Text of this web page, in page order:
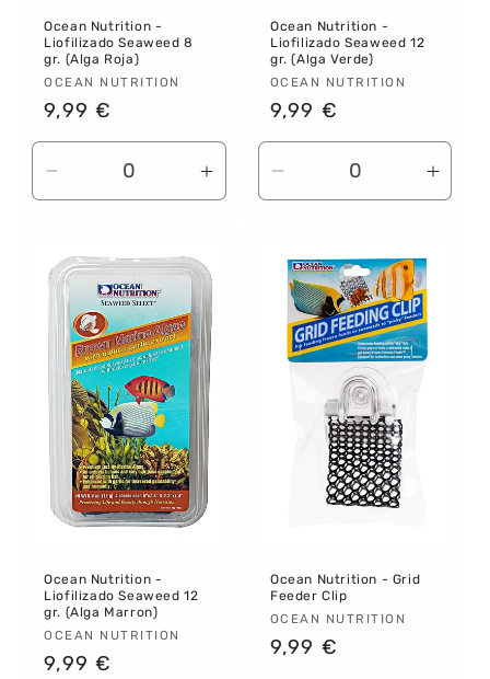
Ocean Nutrition -
Liofilizado Seaweed 8
gr. (Alga Roja)
Proveedor:
OCEAN NUTRITION
Precio
habitual
9,99 €
Reducir
cantidad
Default
Title
Aumentar
cantidad
Default
Title
Ocean Nutrition -
Liofilizado Seaweed 12
gr. (Alga Verde)
Proveedor:
OCEAN NUTRITION
Precio
habitual
9,99 €
Reducir
cantidad
Default
Title
Ocean Nutrition -
Liofilizado Seaweed 12
gr. (Alga Marron)
Proveedor:
OCEAN NUTRITION
Precio
9,99 €
Ocean Nutrition - Grid
Feeder Clip
Proveedor:
OCEAN NUTRITION
Precio
9,99 €